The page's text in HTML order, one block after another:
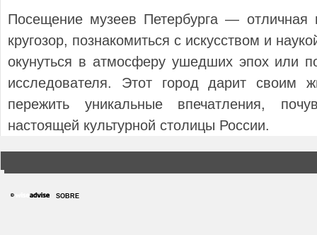
Посещение музеев Петербурга — отличная
кругозор, познакомиться с искусством и
окунуться в атмосферу ушедших эпох или
исследователя. Этот город дарит своим
пережить уникальные впечатления,
настоящей культурной столицы России.
SOBRE